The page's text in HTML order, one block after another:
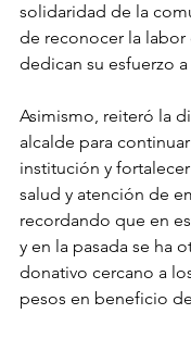
solidaridad de la
de reconocer la labor
dedican su esfuerzo a
Asimismo, reiteró la
alcalde para
institución y
salud y atención de
recordando que en
y en la pasada se ha
donativo cercano a
pesos en beneficio